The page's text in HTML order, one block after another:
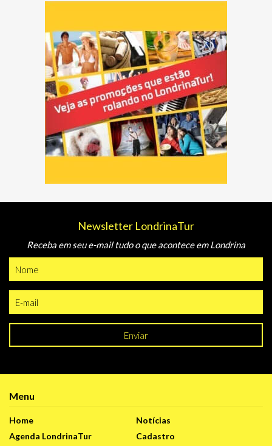
Newsletter LondrinaTur
Receba em seu e-mail tudo o que acontece em Londrina
Enviar
Menu
Home
Notícias
Agenda LondrinaTur
Cadastro